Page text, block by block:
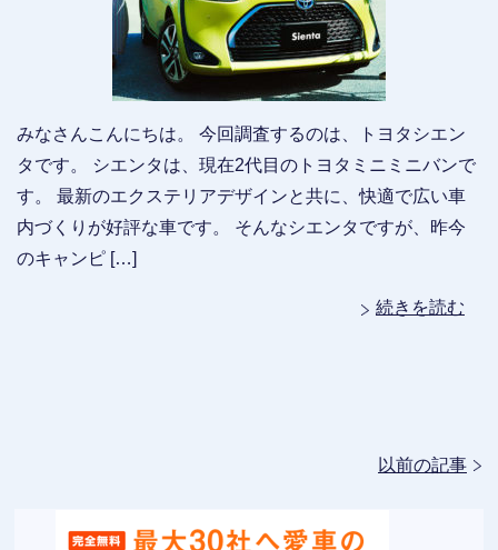
みなさんこんにちは。 今回調査するのは、トヨタシエン
タです。 シエンタは、現在2代目のトヨタミニミニバンで
す。 最新のエクステリアデザインと共に、快適で広い車
内づくりが好評な車です。 そんなシエンタですが、昨今
のキャンピ […]
続きを読む
以前の記事